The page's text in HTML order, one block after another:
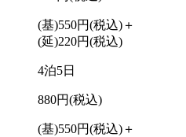
(基)550円(税込)＋
(延)220円(税込)
4泊5日
880円(税込)
(基)550円(税込)＋